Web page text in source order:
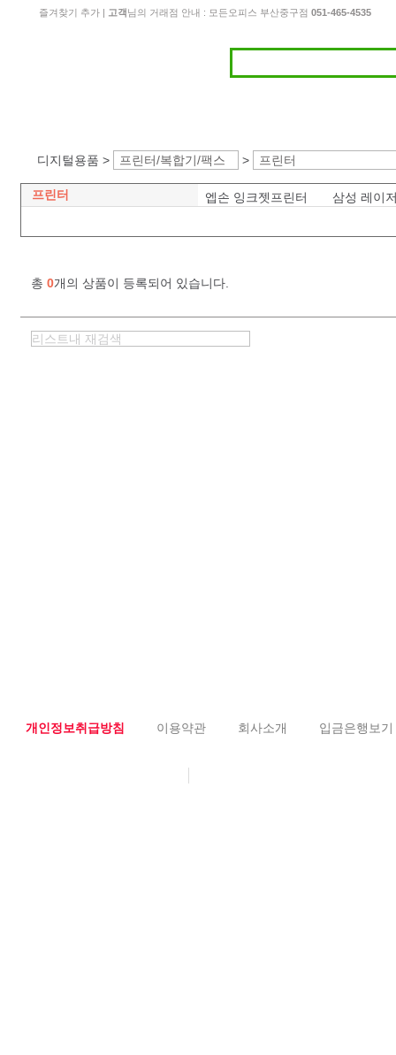
즐겨찾기 추가| 고객님의 거래점 안내 : 모든오피스 부산중구점 051-465-4535
디지털용품 > 프린터/복합기/팩스 > 프린터
프린터 엡손 잉크젯프린터 삼성 레이
총 0개의 상품이 등록되어 있습니다.
개인정보취급방침 이용약관 회사소개 입금은행보기